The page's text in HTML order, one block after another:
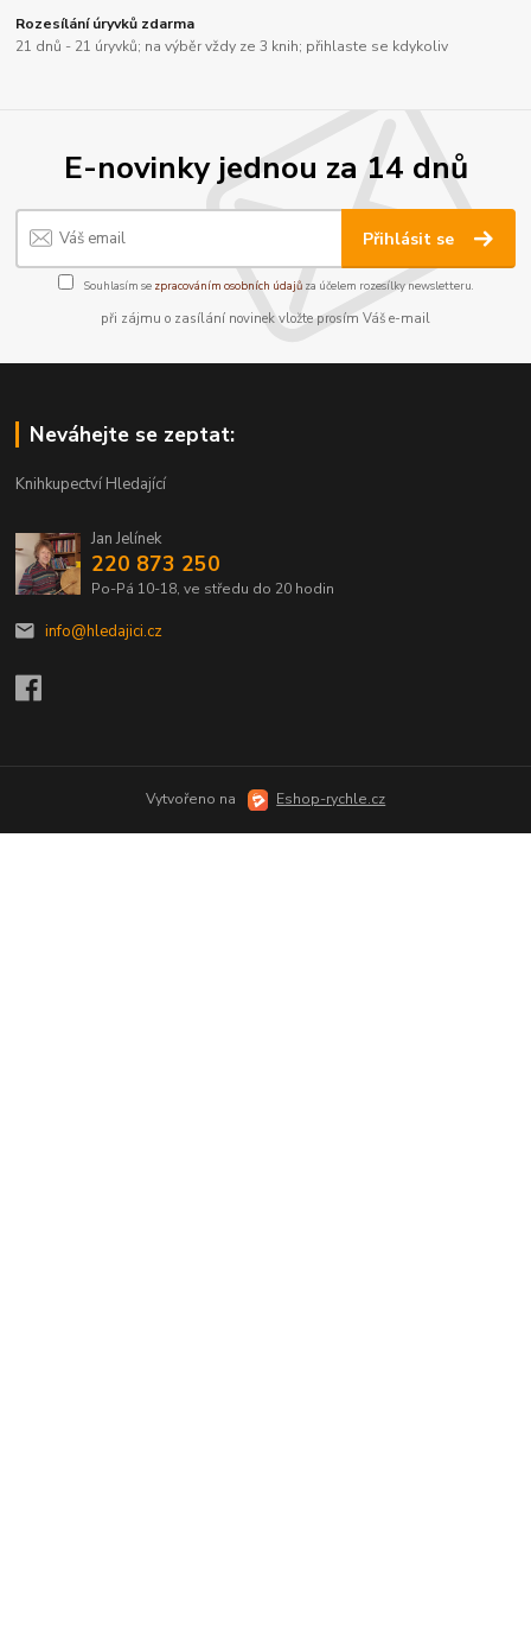
Rozesílání úryvků zdarma
21 dnů - 21 úryvků; na výběr vždy ze 3 knih; přihlaste se kdykoliv
E-novinky jednou za 14 dnů
Přihlásit se
Souhlasím se zpracováním osobních údajůza účelem rozesílky newsletteru.
při zájmu o zasílání novinek vložte prosím Váš e-mail
Neváhejte se zeptat:
Knihkupectví Hledající
Jan Jelínek
220 873 250
Po-Pá 10-18, ve středu do 20 hodin
info@hledajici.cz
Vytvořeno na Eshop-rychle.cz